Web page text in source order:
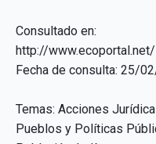
Consultado en:
http://
Fecha de consulta: 25/
Temas: Acciones
Pueblos y Políticas